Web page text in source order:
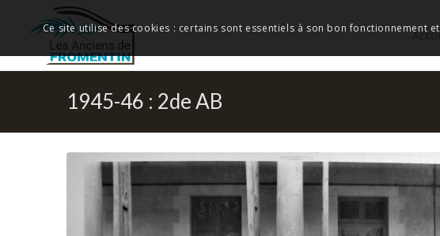
1945-46 : 2de AB
Ce site utilise des cookies : certains sont essentiels à son bon